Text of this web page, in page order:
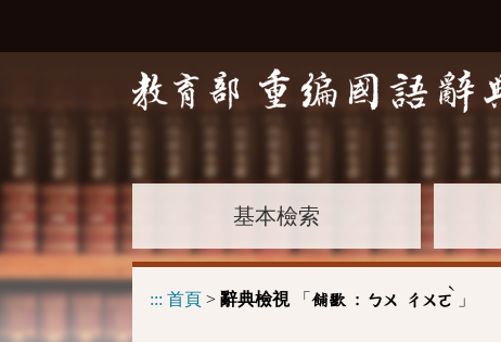
基本檢索
::: 首頁 > 辭典檢視「 餔歠 : ㄅㄨ ㄔㄨㄛ
ˋ
」